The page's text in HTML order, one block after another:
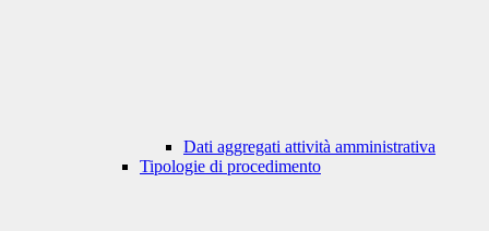
Dati aggregati attività amministrativa
Tipologie di procedimento